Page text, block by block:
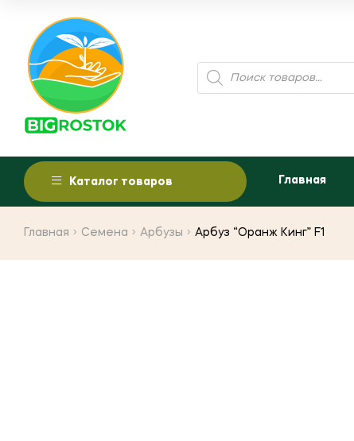
Поиск
товаров
Каталог товаров Главная
Главная Семена Арбузы Арбуз “Оранж Кинг” F1